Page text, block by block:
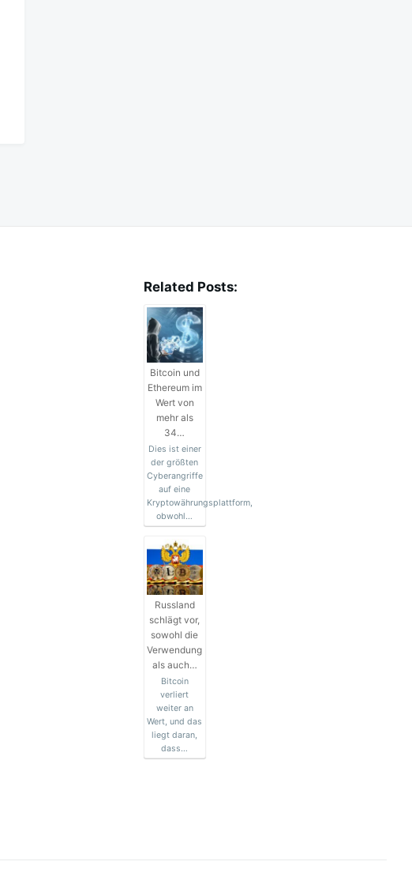
Related Posts:
Bitcoin und
Ethereum im
Wert von
mehr als
34…
Dies ist einer
der größten
Cyberangriffe
auf eine
Kryptowährungsplattform,
obwohl…
Russland
schlägt vor,
sowohl die
Verwendung
als auch…
Bitcoin
verliert
weiter an
Wert, und das
liegt daran,
dass…